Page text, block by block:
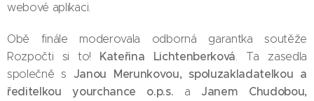
webové aplikaci.
Obě finále moderovala odborná garantka soutěže
Rozpočti si to! Kateřina Lichtenberková. Ta zasedla
společně s Janou Merunkovou, spoluzakladatelkou a
ředitelkou yourchance o.p.s. a Janem Chudobou,